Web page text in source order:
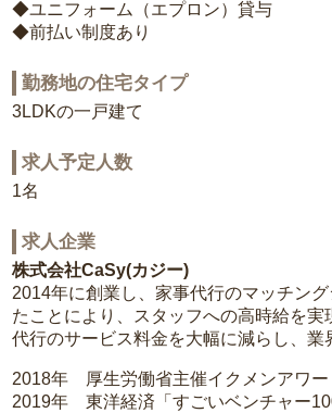
◆ユニフォーム（エプロン）貸与
◆前払い制度あり
勤務地の住宅タイプ
3LDKの一戸建て
求人予定人数
1名
求人企業
株式会社CaSy(カジー)
2014年に創業し、家事代行のマッチン
たことにより、スタッフへの高時給を実
代行のサービス料金を大幅に減らし、業
2018年 厚生労働省主催イクメンアワー
2019年 東洋経済「すごいベンチャー